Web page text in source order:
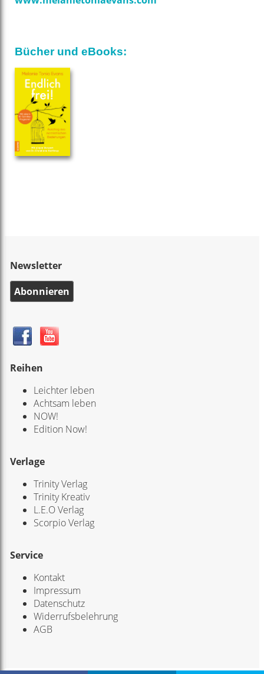
Bücher und eBooks:
Newsletter
Abonnieren
Reihen
Leichter leben
Achtsam leben
NOW!
Edition Now!
Verlage
Trinity Verlag
Trinity Kreativ
L.E.O Verlag
Scorpio Verlag
Service
Kontakt
Impressum
Datenschutz
Widerrufsbelehrung
AGB